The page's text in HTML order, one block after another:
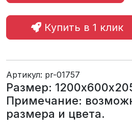
Купить в 1 клик
Артикул: pr-01757
Размер:
Примечание:
размера и цвета.